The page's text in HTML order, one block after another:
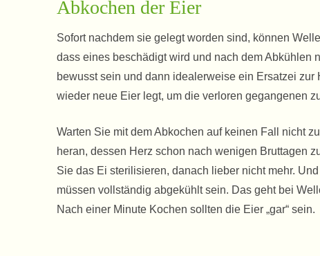
Abkochen der Eier
Sofort nachdem sie gelegt worden sind, können
dass eines beschädigt wird und nach dem Abkühlen
bewusst sein und dann idealerweise ein Ersatzei
wieder neue Eier legt, um die verloren gegangenen
Warten Sie mit dem Abkochen auf keinen Fall nicht
heran, dessen Herz schon nach wenigen Bruttagen
Sie das Ei sterilisieren, danach lieber nicht mehr.
müssen vollständig abgekühlt sein. Das geht bei
Nach einer Minute Kochen sollten die Eier „gar“ sein.